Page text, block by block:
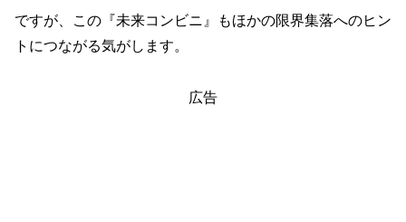
ですが、この『未来コンビニ』もほかの限界集落へのヒン
トにつながる気がします。
広告